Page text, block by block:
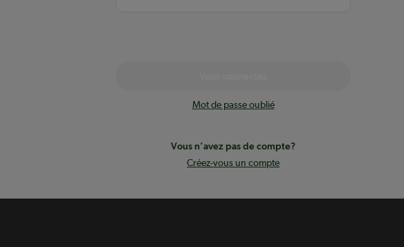
Mot de passe oublié
Vous n’avez pas de compte?
Créez-vous un compte